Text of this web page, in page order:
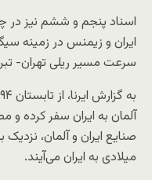
اسناد پنجم و ششم نیز
ایران و زیمنس در زمینه
سرعت مسیر ریلی تهران-
آلمان به ایران سفر کرده و
میلادی به ایران می‌آیند.